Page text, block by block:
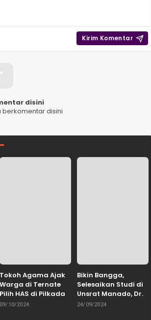
disini
disini
Tokoh Agama Ajak
Warga di Ternate
Pilih HAS di Pilkada
Malut
09/10/2024
Bikin Bangga,
Selesaikan Studi di
Unsrat Manado, Dr.
Tamrin Ali Ibrahim
24/09/2024